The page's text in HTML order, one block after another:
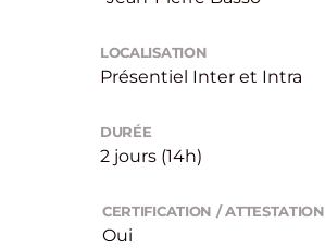
LOCALISATION
Présentiel Inter et Intra
DURÉE
2 jours (14h)
CERTIFICATION / ATTESTATION
Oui